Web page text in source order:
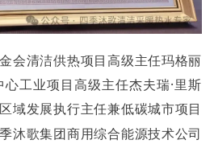
会清洁供热项目高级主任玛格丽
工业项目高级主任杰夫瑞·里斯
域发展执行主任兼低碳城市项目
沐歌集团商用综合能源技术公司